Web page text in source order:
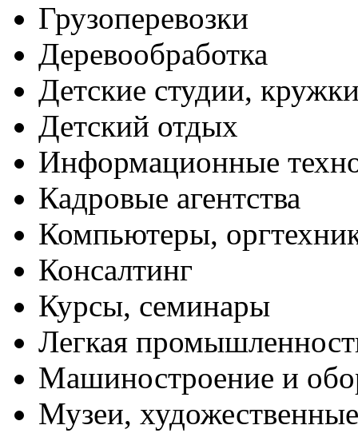
Грузоперевозки
Деревообработка
Детские студии,
Детский отдых
Информационные
Кадровые агентства
Компьютеры,
Консалтинг
Курсы, семинары
Легкая
Машиностроение и
Музеи,